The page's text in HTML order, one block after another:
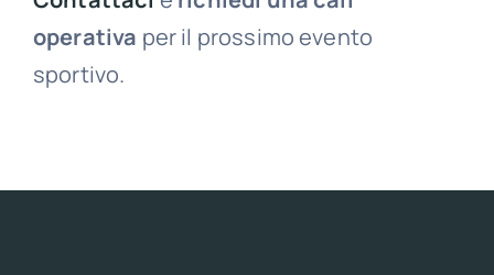
operativa per il prossimo evento
sportivo.